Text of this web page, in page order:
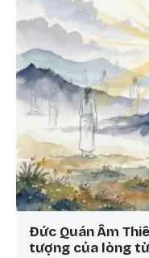
Đức Quán Âm
tượng của lòng